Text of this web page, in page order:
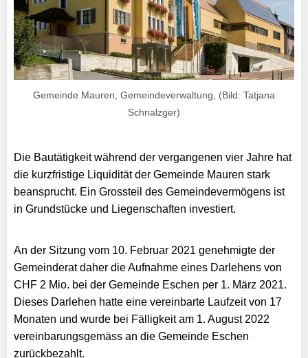
Gemeinde Mauren, Gemeindeverwaltung, (Bild: Tatjana
Schnalzger)
Die Bautätigkeit während der vergangenen vier Jahre hat
die kurzfristige Liquidität der Gemeinde Mauren stark
beansprucht. Ein Grossteil des Gemeindevermögens ist
in Grundstücke und Liegenschaften investiert.
An der Sitzung vom 10. Februar 2021 genehmigte der
Gemeinderat daher die Aufnahme eines Darlehens von
CHF 2 Mio. bei der Gemeinde Eschen per 1. März 2021.
Dieses Darlehen hatte eine vereinbarte Laufzeit von 17
Monaten und wurde bei Fälligkeit am 1. August 2022
vereinbarungsgemäss an die Gemeinde Eschen
zurückbezahlt.